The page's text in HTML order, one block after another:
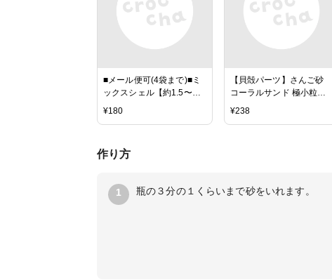
■メール便可(4袋まで)■ミ
ックスシェル【約1.5〜
4.5cm/100g】貝 貝殻 シェ
¥180
【貝殻パーツ】さんご砂
コーラルサンド 極小粒タ
イプ 100g ＜5個までゆう
¥238
作り方
1 瓶の３分の１くらいまで砂をいれます。